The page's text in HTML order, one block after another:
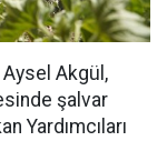
Aysel Akgül,
şalvar
Yardımcıları